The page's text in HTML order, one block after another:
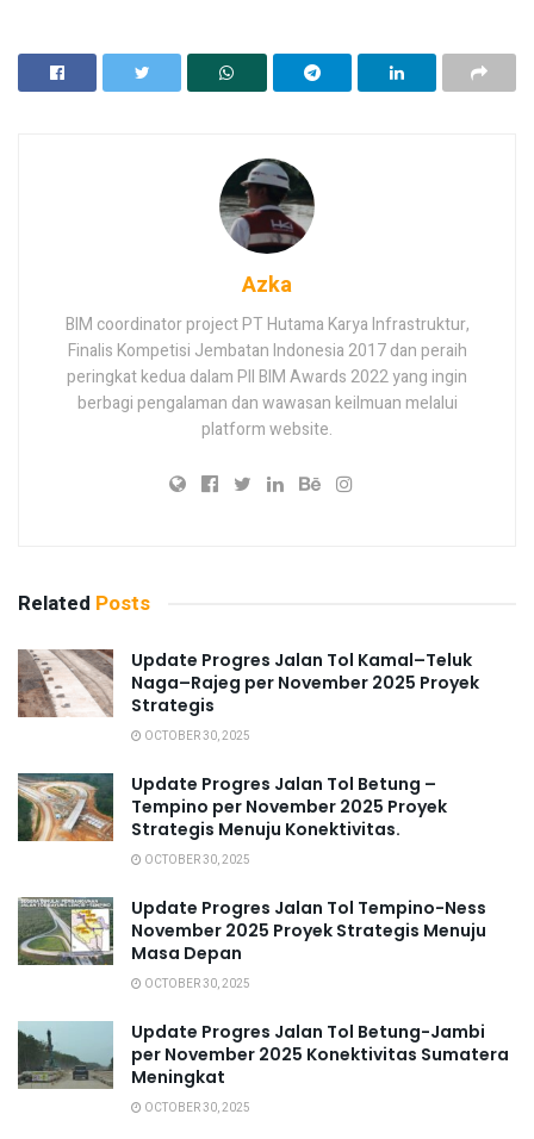
Azka
BIM coordinator project PT Hutama Karya Infrastruktur,
Finalis Kompetisi Jembatan Indonesia 2017 dan peraih
peringkat kedua dalam PII BIM Awards 2022 yang ingin
berbagi pengalaman dan wawasan keilmuan melalui
platform website.
Related Posts
Update Progres Jalan Tol Kamal–Teluk
Naga–Rajeg per November 2025 Proyek
Strategis
OCTOBER 30, 2025
Update Progres Jalan Tol Betung –
Tempino per November 2025 Proyek
Strategis Menuju Konektivitas.
OCTOBER 30, 2025
Update Progres Jalan Tol Tempino-Ness
November 2025 Proyek Strategis Menuju
Masa Depan
OCTOBER 30, 2025
Update Progres Jalan Tol Betung-Jambi
per November 2025 Konektivitas Sumatera
Meningkat
OCTOBER 30, 2025